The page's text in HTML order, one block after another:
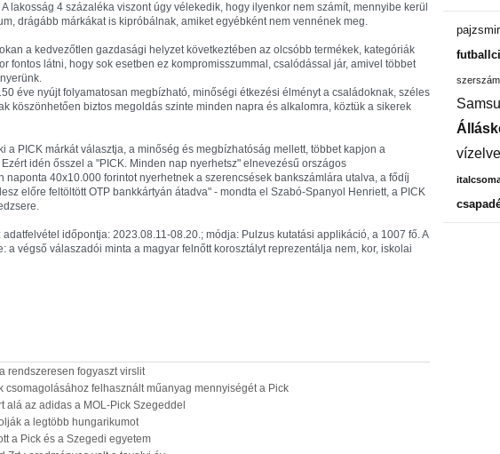
lakosság 4 százaléka viszont úgy vélekedik, hogy ilyenkor nem számít, mennyibe kerül
drágább márkákat is kipróbálnak, amiket egyébként nem vennének meg.
a kedvezőtlen gazdasági helyzet következtében az olcsóbb termékek, kategóriák
fontos látni, hogy sok esetben ez kompromisszummal, csalódással jár, amivel többet
éve nyújt folyamatosan megbízható, minőségi étkezési élményt a családoknak, széles
köszönhetően biztos megoldás szinte minden napra és alkalomra, köztük a sikerek
a PICK márkát választja, a minőség és megbízhatóság mellett, többet kapjon a
idén ősszel a "PICK. Minden nap nyerhetsz" elnevezésű országos
naponta 40x10.000 forintot nyerhetnek a szerencsések bankszámlára utalva, a fődíj
előre feltöltött OTP bankkártyán átadva" - mondta el Szabó-Spanyol Henriett, a PICK
adatfelvétel időpontja: 2023.08.11-08.20.; módja: Pulzus kutatási applikáció, a 1007 fő. A
a végső válaszadói minta a magyar felnőtt korosztályt reprezentálja nem, kor, iskolai
rendszeresen fogyaszt virslit
csomagolásához felhasznált műanyag mennyiségét a Pick
alá az adidas a MOL-Pick Szegeddel
a legtöbb hungarikumot
a Pick és a Szegedi egyetem
szerszám